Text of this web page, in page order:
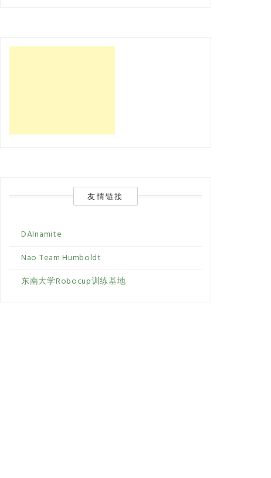
友情链接
DAInamite
Nao Team Humboldt
东南大学Robocup训练基地